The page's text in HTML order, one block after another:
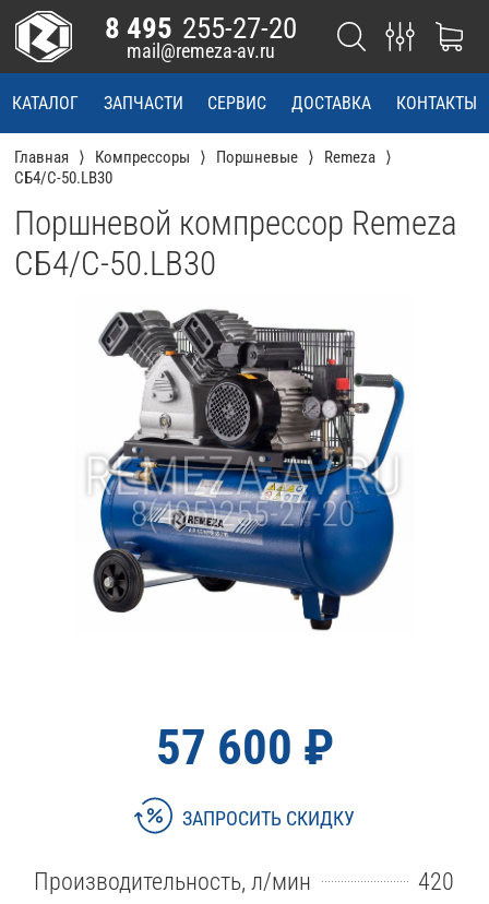
КАТАЛОГ ЗАПЧАСТИ СЕРВИС ДОСТАВКА КОНТАКТЫ
8 495 255-27-20
mail@remeza-av.ru
Главная Компрессоры Поршневые
Remeza
СБ4/С-50.LB30
Поршневой компрессор Remeza
СБ4/С-50.LB30
57 600 ₽
ЗАПРОСИТЬ СКИДКУ
Производительность, л/мин
420